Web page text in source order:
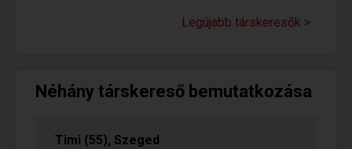
Legújabb társkeresők >
Néhány társkereső bemutatkozása
Timi (55), Szeged